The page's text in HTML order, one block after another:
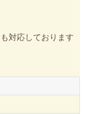
対応しております